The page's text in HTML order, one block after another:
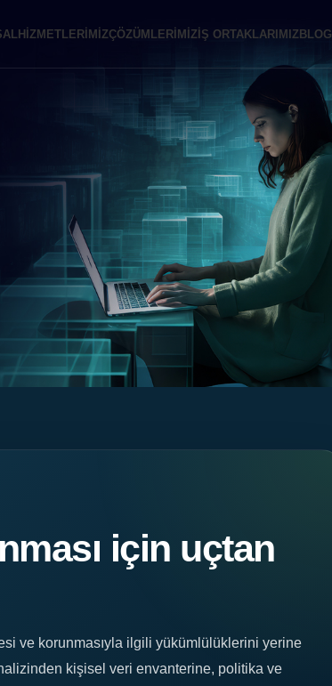
HIZMETLERIMIZÇÖZÜMLERIMIZİŞ ORTAKLARIMIZBLOG
için uçtan
ve korunmasıyla ilgili yükümlülüklerini yerine
kişisel veri envanterine, politika ve